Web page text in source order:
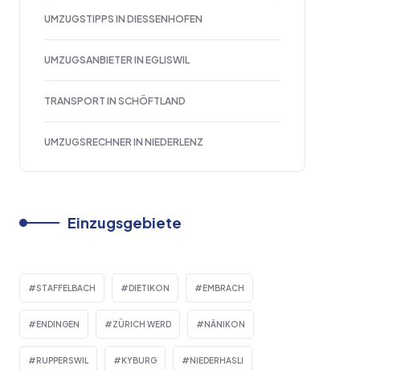
UMZUGSTIPPS IN DIESSENHOFEN
UMZUGSANBIETER IN EGLISWIL
TRANSPORT IN SCHÖFTLAND
UMZUGSRECHNER IN NIEDERLENZ
Einzugsgebiete
STAFFELBACH DIETIKON EMBRACH
ENDINGEN ZÜRICH WERD NÄNIKON
RUPPERSWIL KYBURG NIEDERHASLI